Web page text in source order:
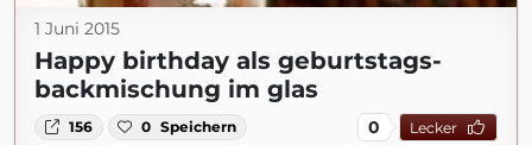
1 Juni 2015
Happy birthday als geburtstags-
backmischung im glas
156 0 Speichern 0 Lecker